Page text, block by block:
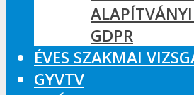
GDPR
ÉVES SZAKMAI
GYVTV